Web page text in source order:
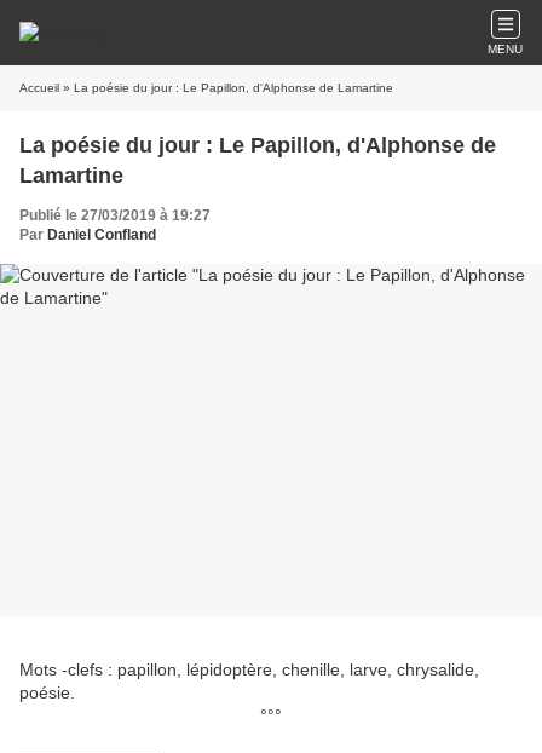
MENU
Accueil » La poésie du jour : Le Papillon, d'Alphonse de Lamartine
La poésie du jour : Le Papillon, d'Alphonse de
Lamartine
Publié le 27/03/2019 à 19:27
Par Daniel Confland
Mots -clefs : papillon, lépidoptère, chenille, larve, chrysalide,
poésie.
°°°